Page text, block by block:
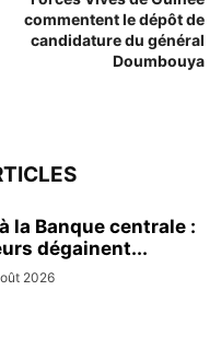
commentent le dépôt de
candidature du général
Doumbouya
la Banque centrale :
dégainent...
2026